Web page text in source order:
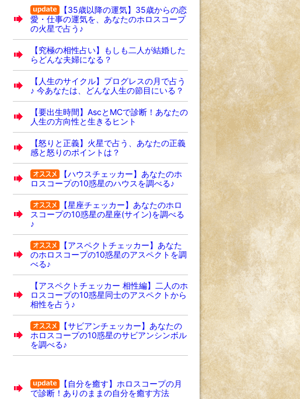
【35歳以降の運気】35歳からの恋
愛・仕事の運気を、あなたのホロスコープ
の火星で占う♪
【究極の相性占い】もしも二人が結婚した
らどんな夫婦になる？
【人生のサイクル】プログレスの月で占う
♪ 今あなたは、どんな人生の節目にいる？
【要出生時間】AscとMCで診断！あなたの
人生の方向性と生きるヒント
【怒りと正義】火星で占う、あなたの正義
感と怒りのポイントは？
【ハウスチェッカー】あなたのホ
ロスコープの10惑星のハウスを調べる♪
【星座チェッカー】あなたのホロ
スコープの10惑星の星座(サイン)を調べる
♪
【アスペクトチェッカー】あなた
のホロスコープの10惑星のアスペクトを調
べる♪
【アスペクトチェッカー 相性編】二人のホ
ロスコープの10惑星同士のアスペクトから
相性を占う♪
【サビアンチェッカー】あなたの
ホロスコープの10惑星のサビアンシンボル
を調べる♪
【自分を癒す】ホロスコープの月
で診断！ありのままの自分を癒す方法